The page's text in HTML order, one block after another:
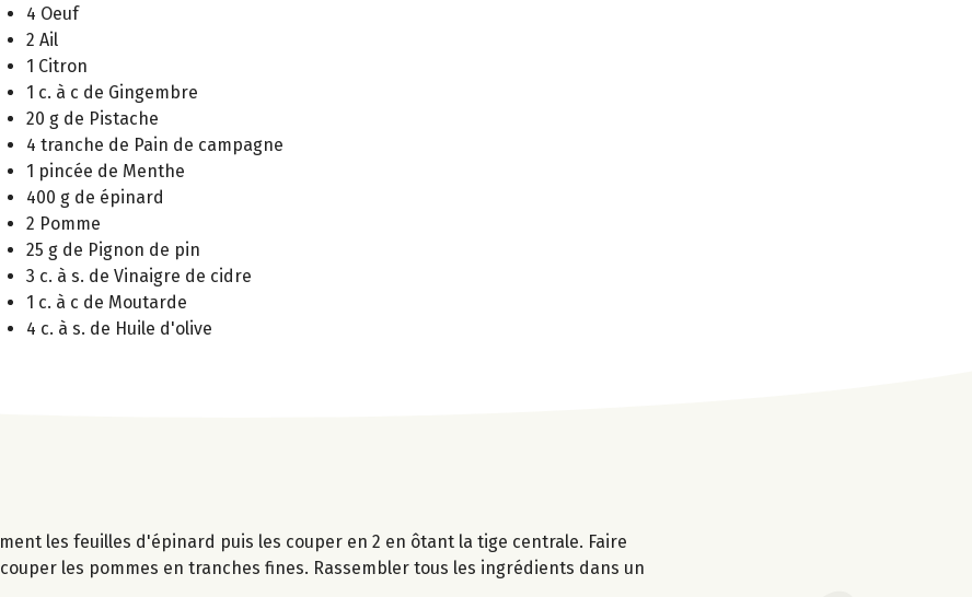
4 Oeuf
2 Ail
1 Citron
1 c. à c de Gingembre
20 g de Pistache
4 tranche de Pain de campagne
1 pincée de Menthe
400 g de épinard
2 Pomme
25 g de Pignon de pin
3 c. à s. de Vinaigre de cidre
1 c. à c de Moutarde
4 c. à s. de Huile d'olive
les feuilles d'épinard puis les couper en 2 en ôtant la tige centrale. Faire
les pommes en tranches fines. Rassembler tous les ingrédients dans un